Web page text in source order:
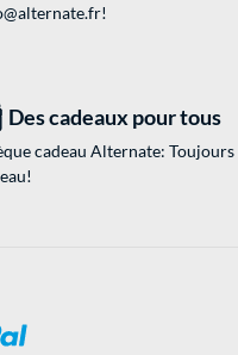
!
Des cadeaux pour tous
cadeau Alternate: Toujours